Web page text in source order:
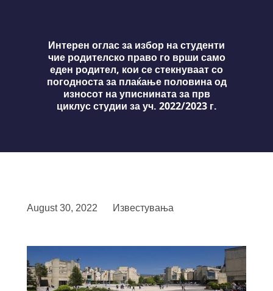
Интерен оглас за избор на студенти
чие родителско право го врши само
еден родител, кои се стекнуваат со
погодноста за плаќање половина од
износот на уписнината за прв
циклус студии за уч. 2022/2023 г.
August 30, 2022 Известувања